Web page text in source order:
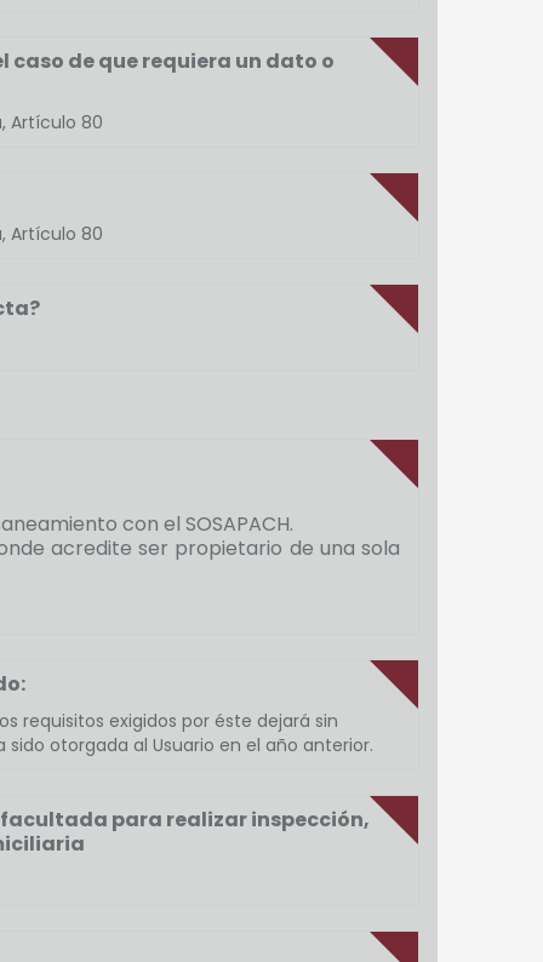
caso de que requiera un dato o
Artículo 80
Artículo 80
con el SOSAPACH.
acredite ser propietario de una sola
requisitos exigidos por éste dejará sin
otorgada al Usuario en el año anterior.
para realizar inspección,